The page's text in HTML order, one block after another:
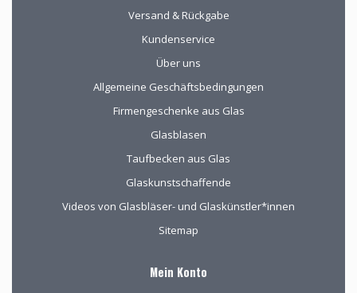
Versand & Rückgabe
Kundenservice
Über uns
Allgemeine Geschäftsbedingungen
Firmengeschenke aus Glas
Glasblasen
Taufbecken aus Glas
Glaskunstschaffende
Videos von Glasbläser- und Glaskünstler*innen
Sitemap
Mein Konto